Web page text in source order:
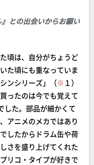
との出会いからお願い
頃は、自分がちょうど
た頃にも重なっていま
ンシリーズ」（※ １）
ったのは今でも覚えて
した。部品が細かくて
アニメのメカではあり
したからドラム缶や荷
さを盛り上げてくれた
リコ・タイプが好きで